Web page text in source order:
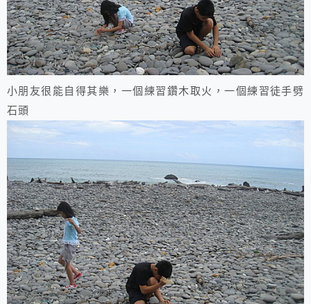
小朋友很能自得其樂，一個練習鑽木取火，一個練習徒手劈
石頭